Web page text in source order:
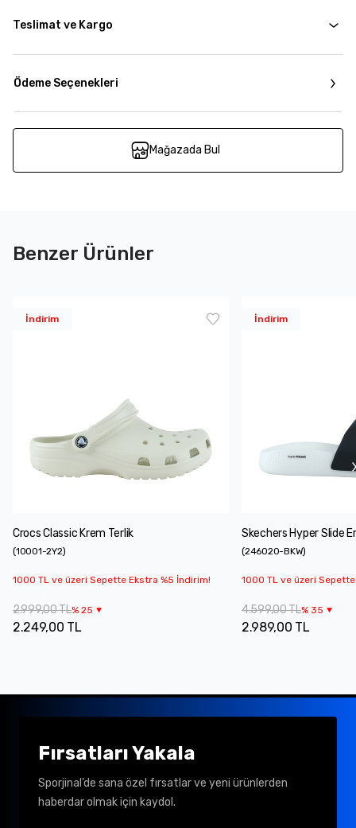
Teslimat ve Kargo
Ödeme Seçenekleri
Mağazada Bul
Benzer Ürünler
İndirim
Crocs Classic Krem Terlik
(10001-2Y2)
1000 TL ve üzeri Sepette Ekstra %5 İndirim!
2.999,00 TL% 25
2.249,00 TL
İndirim
Skechers Hyper Slide
(246020-BKW)
1000 TL ve üzeri
4.599,00 TL% 35
2.989,00 TL
Fırsatları Yakala
Sporjinal’de sana özel fırsatlar ve yeni ürünlerden
haberdar olmak için kaydol.